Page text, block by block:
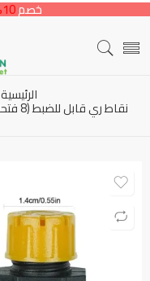
خصم10%
الرئيسية